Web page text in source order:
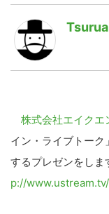
株式会社エイクエ
イン・ライブトー
するプレゼンをしま
p://
AI
Drone
[YouTube]
投資家登録